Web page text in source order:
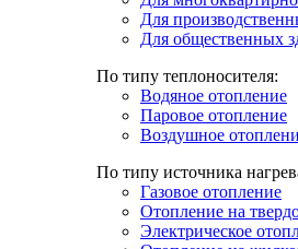
Для
Для общественных
По типу теплоносителя:
Водяное отопление
Паровое отопление
Воздушное
По типу источника
Газовое отопление
Отопление на
Электрическое